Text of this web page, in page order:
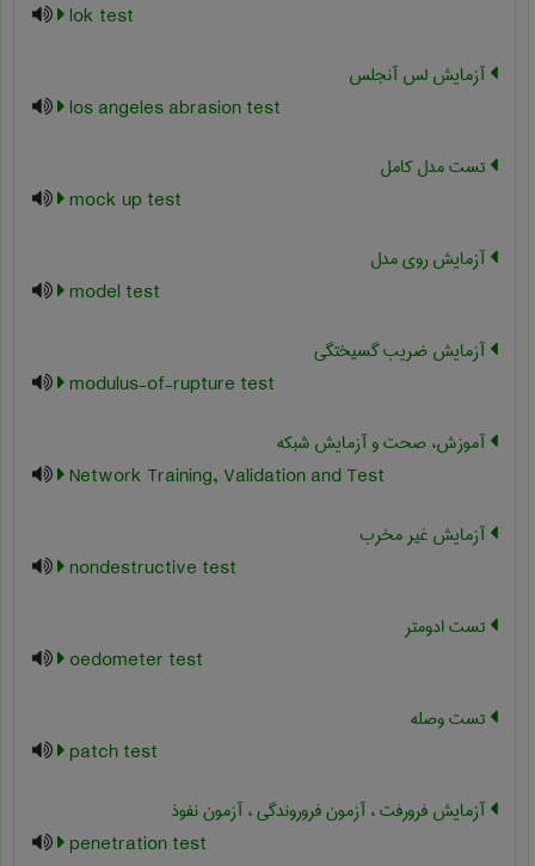
lok test
آزمایش لس آنجلس
los angeles abrasion test
تست مدل کامل
mock up test
آزمایش روی مدل
model test
آزمایش ضریب گسیختگی
modulus-of-rupture test
آموزش، صحت و آزمایش شبکه
Network Training, Validation and Test
آزمایش غیر مخرب
nondestructive test
تست ادومتر
oedometer test
تست وصله
patch test
آزمایش فرورفت ، آزمون فروروندگی ، آزمون نفوذ
penetration test